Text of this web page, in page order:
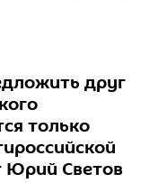
друг
только
Юрий Светов